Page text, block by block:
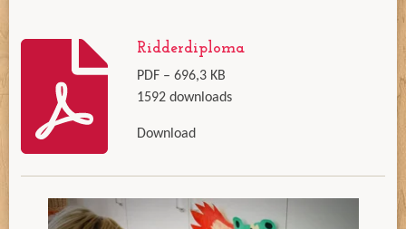
Ridderdiploma
PDF – 696,3 KB
1592 downloads
Download